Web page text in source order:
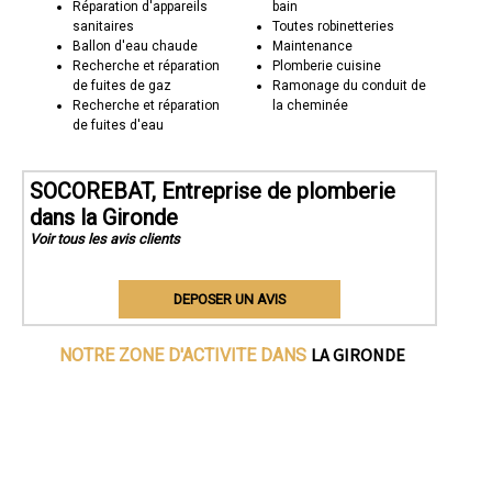
Réparation d'appareils
sanitaires
Ballon d'eau chaude
Recherche et réparation
de fuites de gaz
Recherche et réparation
de fuites d'eau
bain
Toutes robinetteries
Maintenance
Plomberie cuisine
Ramonage du conduit de
la cheminée
SOCOREBAT, Entreprise de plomberie
dans la Gironde
Voir tous les avis clients
DEPOSER UN AVIS
NOTRE ZONE D'ACTIVITE DANS LA GIRONDE